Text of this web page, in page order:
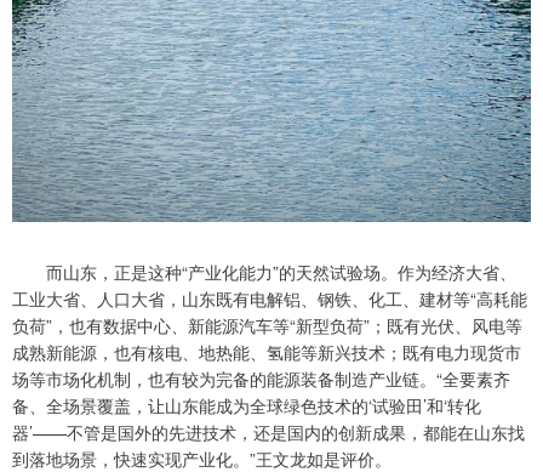
而山东，正是这种“产业化能力”的天然试验场。作为经济大省、
工业大省、人口大省，山东既有电解铝、钢铁、化工、建材等“高耗能
负荷”，也有数据中心、新能源汽车等“新型负荷”；既有光伏、风电等
成熟新能源，也有核电、地热能、氢能等新兴技术；既有电力现货市
场等市场化机制，也有较为完备的能源装备制造产业链。“全要素齐
备、全场景覆盖，让山东能成为全球绿色技术的‘试验田’和‘转化
器’——不管是国外的先进技术，还是国内的创新成果，都能在山东找
到落地场景，快速实现产业化。”王文龙如是评价。